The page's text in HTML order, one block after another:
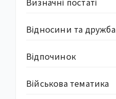
Відносини та дружба
Відпочинок
Військова тематика